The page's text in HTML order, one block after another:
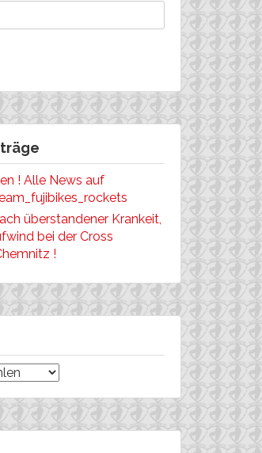
! Alle News auf
überstandener Krankeit,
bei der Cross
!